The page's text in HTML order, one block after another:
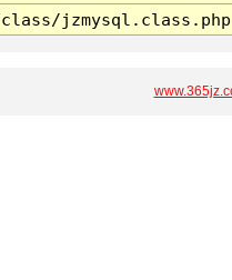
jzmysql.class.php